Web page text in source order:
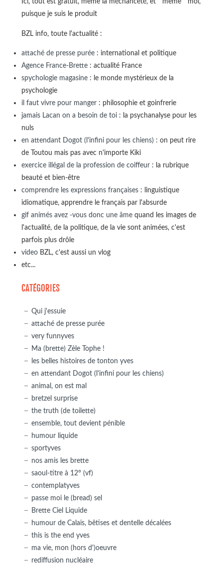
puisque je suis le produit
BZL info, toute l'actualité :
attaché de presse purée: international et politique
Agence France-Brette: actualité France
spychologie magasine: le monde mystérieux de la
psychologie
il faut vivre pour manger: philosophie et goinfrerie
jamais Lacan on a besoin de toi: la psychanalyse pour les
nuls
en attendant Dogot (l'infini pour les chiens): on peut rire
de Toutou mais pas avec n'importe Kiki
exercice illégal de la profession de coiffeur: la rubrique
beauté et bien-être
comprendre les expressions françaises: linguistique
idiomatique, apprendre le français par l'absurde
gif animés avez -vous donc une âmequand les images de
l'actualité, de la politique, de la vie sont animées, c'est
parfois plus drôle
videoBZL, c'est aussi un vlog
etc...
CATÉGORIES
Qui j'essuie
attaché de presse purée
very funnyves
Ma (brette) Zèle Tophe !
les belles histoires de tonton yves
en attendant Dogot (l'infini pour les chiens)
animal, on est mal
bretzel surprise
the truth (de toilette)
ensemble, tout devient pénible
humour liquide
sportyves
nos amis les brette
saoul-titre à 12° (vf)
contemplatyves
passe moi le (bread) sel
Brette Ciel Liquide
humour de Calais, bêtises et dentelle décalées
this is the end yves
ma vie, mon (hors d')oeuvre
rediffusion nucléaire